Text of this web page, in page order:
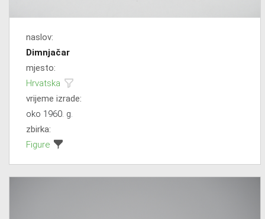
naslov:
Dimnjačar
mjesto:
Hrvatska
vrijeme izrade:
oko 1960. g.
zbirka:
Figure